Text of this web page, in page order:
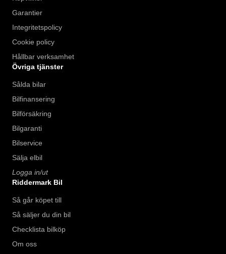
Garantier
Integritetspolicy
Cookie policy
Hållbar verksamhet
Övriga tjänster
Sålda bilar
Bilfinansering
Bilförsäkring
Bilgaranti
Bilservice
Sälja elbil
Logga in/ut
Riddermark Bil
Så går köpet till
Så säljer du din bil
Checklista bilköp
Om oss